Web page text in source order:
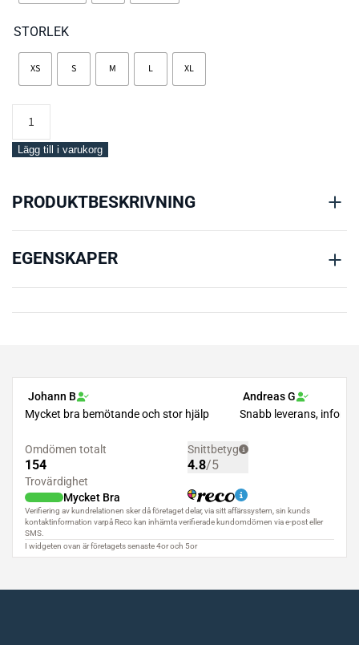
STORLEK
XS S M L XL
Mares
Magellan
Lägg till i varukorg
PRODUKTBESKRIVNING
EGENSKAPER